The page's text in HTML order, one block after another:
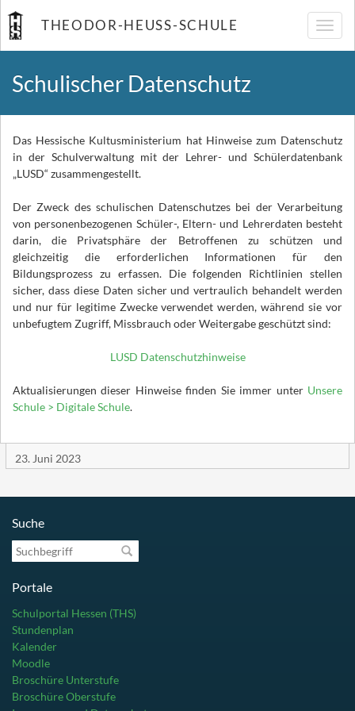
THEODOR-HEUSS-SCHULE
Schulischer Datenschutz
Das Hessische Kultusministerium hat Hinweise zum Datenschutz
in der Schulverwaltung mit der Lehrer- und Schülerdatenbank
„LUSD“ zusammengestellt.
Der Zweck des schulischen Datenschutzes bei der Verarbeitung
von personenbezogenen Schüler-, Eltern- und Lehrerdaten besteht
darin, die Privatsphäre der Betroffenen zu schützen und
gleichzeitig die erforderlichen Informationen für den
Bildungsprozess zu erfassen. Die folgenden Richtlinien stellen
sicher, dass diese Daten sicher und vertraulich behandelt werden
und nur für legitime Zwecke verwendet werden, während sie vor
unbefugtem Zugriff, Missbrauch oder Weitergabe geschützt sind:
LUSD Datenschutzhinweise
Aktualisierungen dieser Hinweise finden Sie immer unter Unsere
Schule > Digitale Schule.
23. Juni 2023
Suche
Suchbegriff
Portale
Schulportal Hessen (THS)
Stundenplan
Kalender
Moodle
Broschüre Unterstufe
Broschüre Oberstufe